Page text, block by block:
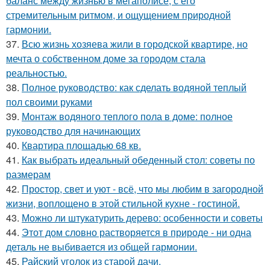
стремительным ритмом, и ощущением природной
гармонии.
37. Всю жизнь хозяева жили в городской квартире, но
мечта о собственном доме за городом стала
реальностью.
38. Полное руководство: как сделать водяной теплый
пол своими руками
39. Монтаж водяного теплого пола в доме: полное
руководство для начинающих
40. Квартира площадью 68 кв.
41. Как выбрать идеальный обеденный стол: советы по
размерам
42. Простор, свет и уют - всё, что мы любим в загородной
жизни, воплощено в этой стильной кухне - гостиной.
43. Можно ли штукатурить дерево: особенности и советы
44. Этот дом словно растворяется в природе - ни одна
деталь не выбивается из общей гармонии.
45. Райский уголок из старой дачи.